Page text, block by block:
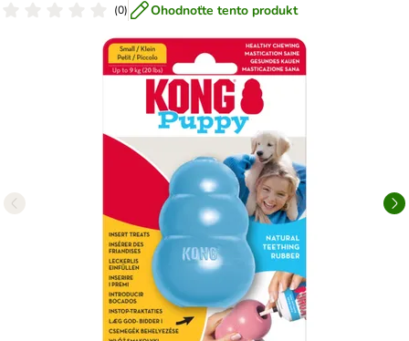
(0) Ohodnoťte tento produkt